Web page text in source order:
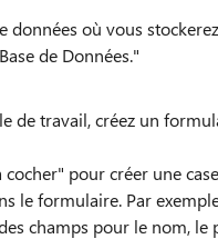
données où vous
de Données."
de travail, créez un
cocher" pour créer une
le formulaire. Par
champs pour le nom, le